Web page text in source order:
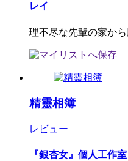
レイ
理不尽な先輩の家か
精靈相簿
レビュー
『銀杏女』個人工作室